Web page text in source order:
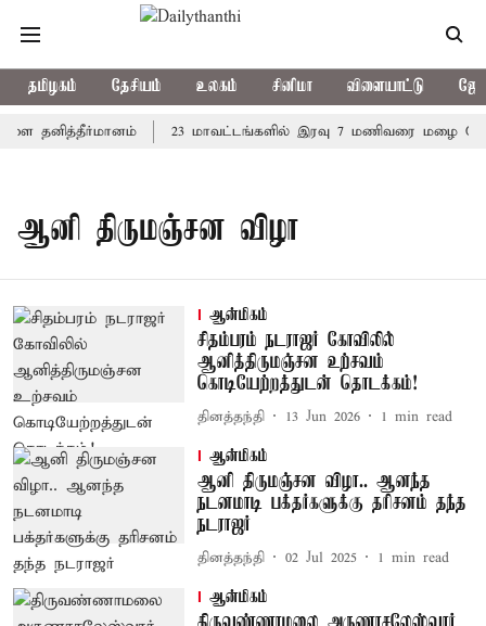
தமிழகம் தேசியம் உலகம் சினிமா விளையாட்டு
தனித்தீர்மானம் 23 மாவட்டங்களில் இரவு 7 மணிவரை மழை
ஆனி திருமஞ்சன விழா
ஆன்மிகம்
சிதம்பரம் நடராஜர் கோவிலில்
ஆனித்திருமஞ்சன உற்சவம்
கொடியேற்றத்துடன் தொடக்கம்!
தினத்தந்தி 13 Jun 2026 1 min read
ஆன்மிகம்
ஆனி திருமஞ்சன விழா.. ஆனந்த
நடனமாடி பக்தர்களுக்கு தரிசனம் தந்த
நடராஜர்
தினத்தந்தி 02 Jul 2025 1 min read
ஆன்மிகம்